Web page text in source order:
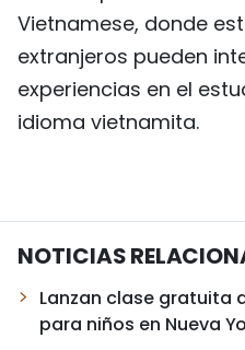
Vietnamese, donde
extranjeros pueden
experiencias en el
idioma vietnamita.
NOTICIAS
Lanzan clase gratuita
para niños en Nueva